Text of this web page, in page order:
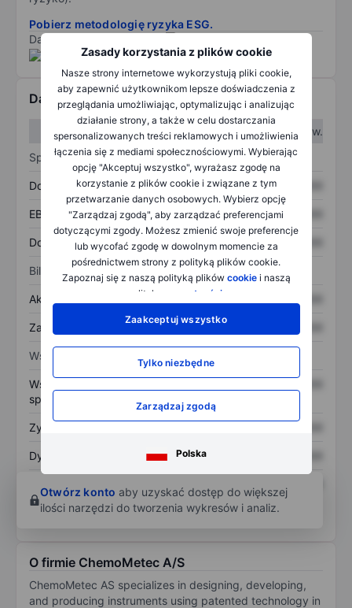
Zasady korzystania z plików cookie
Nasze strony internetowe wykorzystują pliki cookie,
aby zapewnić użytkownikom lepsze doświadczenia z
przeglądania umożliwiając, optymalizując i analizując
działanie strony, a także w celu dostarczania
spersonalizowanych treści reklamowych i umożliwienia
łączenia się z mediami społecznościowymi. Wybierając
opcję "Akceptuj wszystko", wyrażasz zgodę na
korzystanie z plików cookie i związane z tym
przetwarzanie danych osobowych. Wybierz opcję
"Zarządzaj zgodą", aby zarządzać preferencjami
dotyczącymi zgody. Możesz zmienić swoje preferencje
lub wycofać zgodę w dowolnym momencie za
pośrednictwem strony z polityką plików cookie.
Zapoznaj się z naszą polityką plików cookiei naszą
polityką
prywatności
Zaakceptuj wszystko
Tylko niezbędne
Zarządzaj zgodą
Polska
Pobierz metodologię ryzyka ESG.
Dane dostarczone przez
Dane finansowe
W I kw.
W II kw.
Sprawozdanie z zysków
Dochód XXXXXXX XXXXXXX
EBITDA XXXXXXX XXXXXXX
Dochód netto XXXXXXX XXXXXXX
Bilans
Aktywa ogółem
Zadłużenie ogółem XXXXXXX
Wskaźniki
Współczynnik cena do
sprzedaży
Zysk na akcję
Dywidenda na akcję XXXXXXX
własnego
Otwórz konto aby uzyskać dostęp do większej
ilości narzędzi do tworzenia wykresów i analiz.
O firmie ChemoMetec A/S
ChemoMetec AS specializes in designing, developing,
and producing instruments using patented technology in